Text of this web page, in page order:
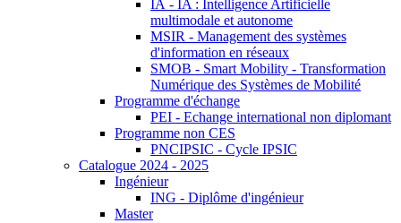
IA - IA : Intelligence Artificielle
multimodale et autonome
MSIR - Management des systèmes
d'information en réseaux
SMOB - Smart Mobility - Transformation
Numérique des Systèmes de Mobilité
Programme d'échange
PEI - Echange international non diplomant
Programme non CES
PNCIPSIC - Cycle IPSIC
Catalogue 2024 - 2025
Ingénieur
ING - Diplôme d'ingénieur
Master